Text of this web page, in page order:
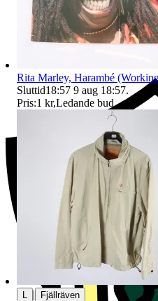
Rita Marley, Harambé
Sluttid18:57 9 aug 18:57.
Pris:1 kr,Ledande bud.
| Fjällräven